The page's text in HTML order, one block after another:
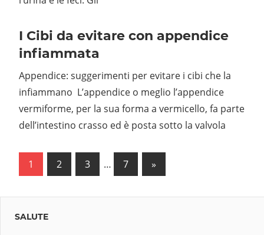
I Cibi da evitare con appendice
infiammata
Appendice: suggerimenti per evitare i cibi che la
infiammano L’appendice o meglio l’appendice
vermiforme, per la sua forma a vermicello, fa parte
dell’intestino crasso ed è posta sotto la valvola
Navigazione
1 2 3 … 7
Next
Posts
»
SALUTE